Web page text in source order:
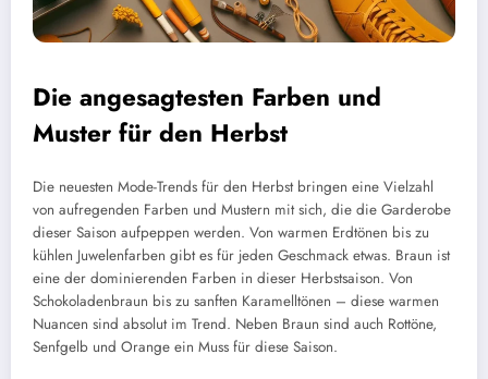
Die angesagtesten Farben und
Muster für den Herbst
Die neuesten Mode-Trends für den Herbst bringen eine Vielzahl
von aufregenden Farben und Mustern mit sich, die die Garderobe
dieser Saison aufpeppen werden. Von warmen Erdtönen bis zu
kühlen Juwelenfarben gibt es für jeden Geschmack etwas. Braun ist
eine der dominierenden Farben in dieser Herbstsaison. Von
Schokoladenbraun bis zu sanften Karamelltönen – diese warmen
Nuancen sind absolut im Trend. Neben Braun sind auch Rottöne,
Senfgelb und Orange ein Muss für diese Saison.